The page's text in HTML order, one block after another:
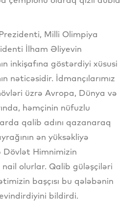
Milli Olimpiya
İlham Əliyevin
inkişafına göstərdiyi xüsusi
nəticəsidir. İdmançılarımız
üzrə Avropa, Dünya və
həmçinin nüfuzlu
qalib adını qazanaraq
ən yüksəkliyə
Dövlət Himnimizin
nail olurlar. Qalib güləşçiləri
başçısı bu qələbənin
bildirdi.